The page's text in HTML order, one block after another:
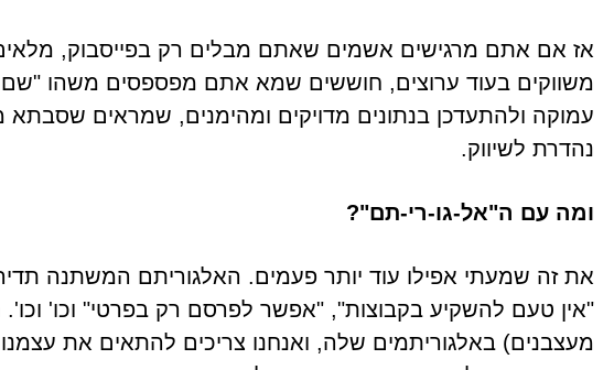
אז אם אתם מרגישים אשמים שאתם מבלים רק בפייסבוק,
משווקים בעוד ערוצים, חוששים שמא אתם מפספסים משהו
עמוקה ולהתעדכן בנתונים מדויקים ומהימנים, שמראים שסבתא
נהדרת לשיווק.
ומה עם ה"אל-גו-רי-תם"?
את זה שמעתי אפילו עוד יותר פעמים. האלגוריתם המשתנה
"אין טעם להשקיע בקבוצות", "אפשר לפרסם רק בפרטי" וכו' וכו'.
מעצבנים) באלגוריתמים שלה, ואנחנו צריכים להתאים את